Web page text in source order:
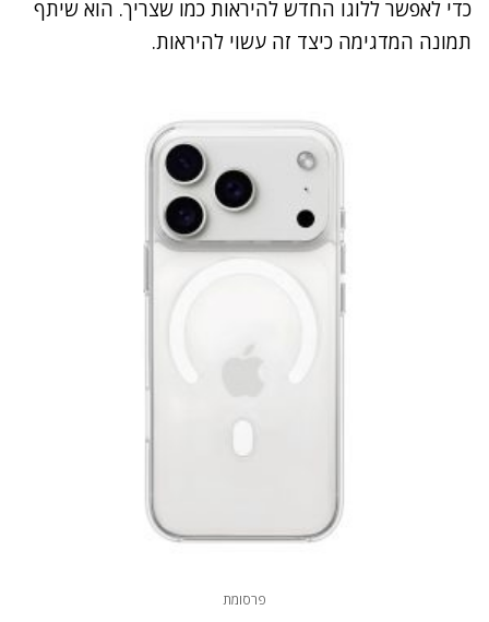
כדי לאפשר ללוגו החדש להיראות כמו שצריך. הוא שיתף
תמונה המדגימה כיצד זה עשוי להיראות.
פרסומת